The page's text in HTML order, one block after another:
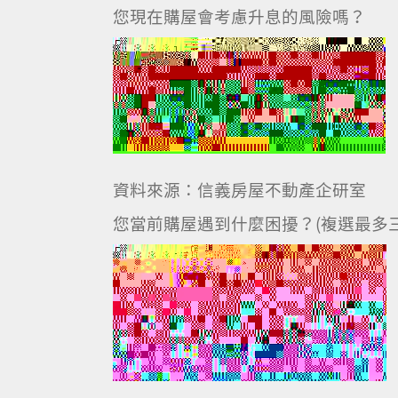
您現在購屋會考慮升息的風險嗎？
資料來源：信義房屋不動產企研室
您當前購屋遇到什麼困擾？(複選最多